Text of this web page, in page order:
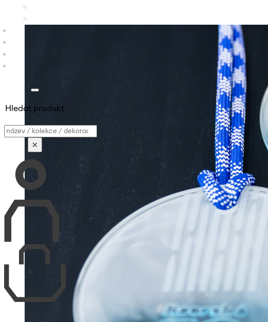
Hledat produkt
Vyhledávání
×